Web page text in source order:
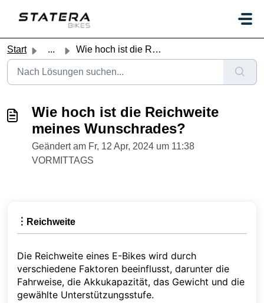
Start ... Wie hoch ist die Reichweite meines Wunschrades?
Wie hoch ist die Reichweite
meines Wunschrades?
Geändert am Fr, 12 Apr, 2024 um 11:38
VORMITTAGS
︙Reichweite
Die Reichweite eines E-Bikes wird durch
verschiedene Faktoren beeinflusst, darunter die
Fahrweise, die Akkukapazität, das Gewicht und die
gewählte Unterstützungsstufe.